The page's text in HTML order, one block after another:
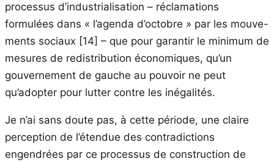
processus d’industrialisation – réclamations
formulées dans « l’agenda d’octobre » par les mouve-
ments sociaux [14] – que pour garantir le minimum de
mesures de redistribution économiques, qu’un
gouvernement de gauche au pouvoir ne peut
qu’adopter pour lutter contre les inégalités.
Je n’ai sans doute pas, à cette période, une claire
perception de l’étendue des contradictions
engendrées par ce processus de construction de